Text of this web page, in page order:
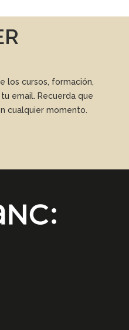
los cursos, formación,
email. Recuerda que
cualquier momento.